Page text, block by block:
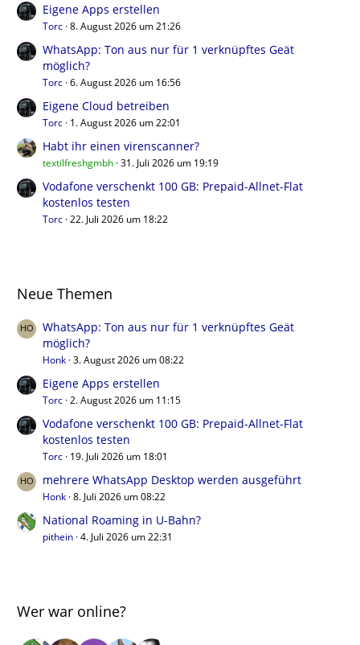
Eigene Apps erstellen
Torc 8. August 2026 um 21:26
WhatsApp: Ton aus nur für 1 verknüpftes Geät
möglich?
Torc 6. August 2026 um 16:56
Eigene Cloud betreiben
Torc 1. August 2026 um 22:01
Habt ihr einen virenscanner?
textilfreshgmbh 31. Juli 2026 um 19:19
Vodafone verschenkt 100 GB: Prepaid-Allnet-Flat
kostenlos testen
Torc 22. Juli 2026 um 18:22
Neue Themen
WhatsApp: Ton aus nur für 1 verknüpftes Geät
möglich?
Honk 3. August 2026 um 08:22
Eigene Apps erstellen
Torc 2. August 2026 um 11:15
Vodafone verschenkt 100 GB: Prepaid-Allnet-Flat
kostenlos testen
Torc 19. Juli 2026 um 18:01
mehrere WhatsApp Desktop werden ausgeführt
Honk 8. Juli 2026 um 08:22
National Roaming in U-Bahn?
pithein 4. Juli 2026 um 22:31
Wer war online?